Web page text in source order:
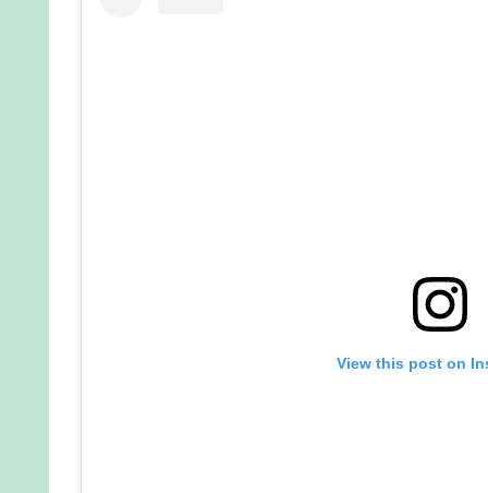
View this post on